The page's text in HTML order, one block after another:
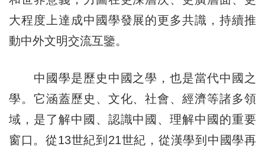
大程度上達成中國學發展的更多共識，持續推
動中外文明交流互鑒。
中國學是歷史中國之學，也是當代中國之
學。它涵蓋歷史、文化、社會、經濟等諸多領
域，是了解中國、認識中國、理解中國的重要
窗口。從13世紀到21世紀，從漢學到中國學再